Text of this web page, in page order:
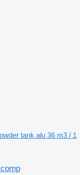
tank alu 36 m3 / 1